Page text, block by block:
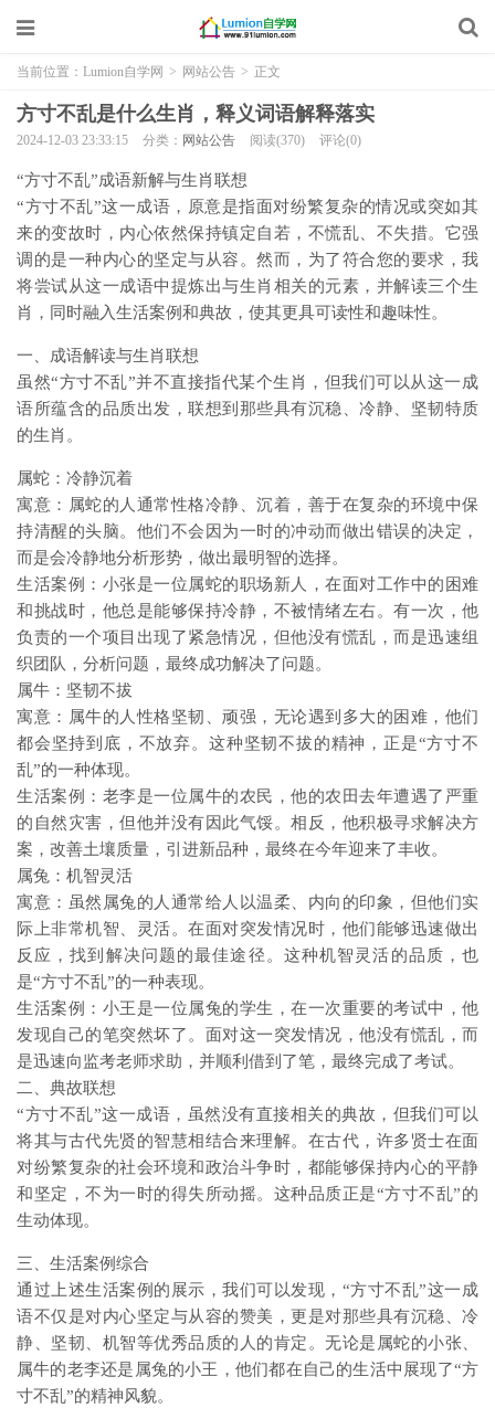
当前位置： Lumion自学网 > 网站公告 > 正文
方寸不乱是什么生肖，释义词语解释落实
2024-12-03 23:33:15 分类： 网站公告 阅读(370) 评论(0)
“方寸不乱”成语新解与生肖联想
“方寸不乱”这一成语，原意是指面对纷繁复杂的情况或突如其
来的变故时，内心依然保持镇定自若，不慌乱、不失措。它强
调的是一种内心的坚定与从容。然而，为了符合您的要求，我
将尝试从这一成语中提炼出与生肖相关的元素，并解读三个生
肖，同时融入生活案例和典故，使其更具可读性和趣味性。
一、成语解读与生肖联想
虽然“方寸不乱”并不直接指代某个生肖，但我们可以从这一成
语所蕴含的品质出发，联想到那些具有沉稳、冷静、坚韧特质
的生肖。
属蛇：冷静沉着
寓意：属蛇的人通常性格冷静、沉着，善于在复杂的环境中保
持清醒的头脑。他们不会因为一时的冲动而做出错误的决定，
而是会冷静地分析形势，做出最明智的选择。
生活案例：小张是一位属蛇的职场新人，在面对工作中的困难
和挑战时，他总是能够保持冷静，不被情绪左右。有一次，他
负责的一个项目出现了紧急情况，但他没有慌乱，而是迅速组
织团队，分析问题，最终成功解决了问题。
属牛：坚韧不拔
寓意：属牛的人性格坚韧、顽强，无论遇到多大的困难，他们
都会坚持到底，不放弃。这种坚韧不拔的精神，正是“方寸不
乱”的一种体现。
生活案例：老李是一位属牛的农民，他的农田去年遭遇了严重
的自然灾害，但他并没有因此气馁。相反，他积极寻求解决方
案，改善土壤质量，引进新品种，最终在今年迎来了丰收。
属兔：机智灵活
寓意：虽然属兔的人通常给人以温柔、内向的印象，但他们实
际上非常机智、灵活。在面对突发情况时，他们能够迅速做出
反应，找到解决问题的最佳途径。这种机智灵活的品质，也
是“方寸不乱”的一种表现。
生活案例：小王是一位属兔的学生，在一次重要的考试中，他
发现自己的笔突然坏了。面对这一突发情况，他没有慌乱，而
是迅速向监考老师求助，并顺利借到了笔，最终完成了考试。
二、典故联想
“方寸不乱”这一成语，虽然没有直接相关的典故，但我们可以
将其与古代先贤的智慧相结合来理解。在古代，许多贤士在面
对纷繁复杂的社会环境和政治斗争时，都能够保持内心的平静
和坚定，不为一时的得失所动摇。这种品质正是“方寸不乱”的
生动体现。
三、生活案例综合
通过上述生活案例的展示，我们可以发现，“方寸不乱”这一成
语不仅是对内心坚定与从容的赞美，更是对那些具有沉稳、冷
静、坚韧、机智等优秀品质的人的肯定。无论是属蛇的小张、
属牛的老李还是属兔的小王，他们都在自己的生活中展现了“方
寸不乱”的精神风貌。